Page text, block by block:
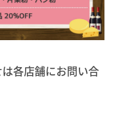
各店舗にお問い合